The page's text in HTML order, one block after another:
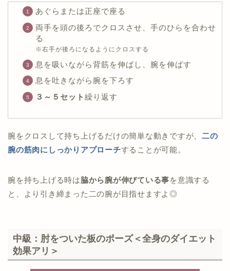
あぐらまたは正座で座る
両手を頭の後ろでクロスさせ、手のひらを合わせ
る
※右手が後ろになるようにクロスする
息を吸いながら背筋を伸ばし、腕を伸ばす
息を吐きながら腕を下ろす
３～５セット 繰り返す
腕をクロスして持ち上げるだけの簡単な動きですが、二の
腕の筋肉にしっかりアプローチすることが可能。
腕を持ち上げる時は脇から腕が伸びている事を意識する
と、より引き締まった二の腕が目指せますよ◎
中級：肘をついた板のポーズ＜全身のダイエット
効果アリ＞